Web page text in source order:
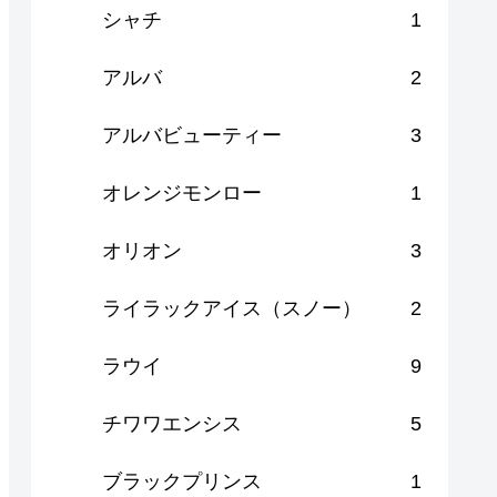
シャチ 1
アルバ 2
アルバビューティー 3
オレンジモンロー 1
オリオン 3
ライラックアイス（スノー） 2
ラウイ 9
チワワエンシス 5
ブラックプリンス 1